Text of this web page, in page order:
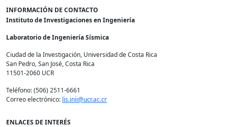
INFORMACIÓN DE CONTACTO
Instituto de Investigaciones en Ingeniería
Laboratorio de Ingeniería Sísmica
Ciudad de la Investigación, Universidad de Costa Rica
San Pedro, San José, Costa Rica
11501-2060 UCR
Teléfono: (506) 2511-6661
Correo electrónico: lis.inii@ucr.ac.cr
ENLACES DE INTERÉS